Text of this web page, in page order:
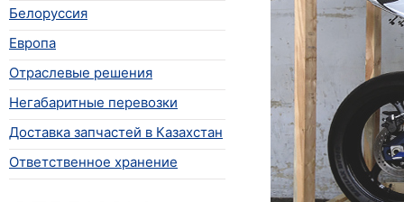
Белоруссия
Европа
Отраслевые решения
Негабаритные перевозки
Доставка запчастей в Казахстан
Ответственное хранение